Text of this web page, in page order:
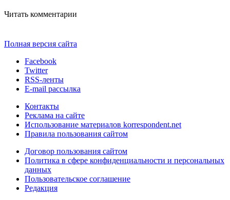
Читать комментарии
Полная версия сайта
Facebook
Twitter
RSS-ленты
E-mail рассылка
Контакты
Реклама на сайте
Использование материалов korrespondent.net
Правила пользования сайтом
Договор пользования сайтом
Политика в сфере конфиденциальности и персональных
данных
Пользовательское соглашение
Редакция